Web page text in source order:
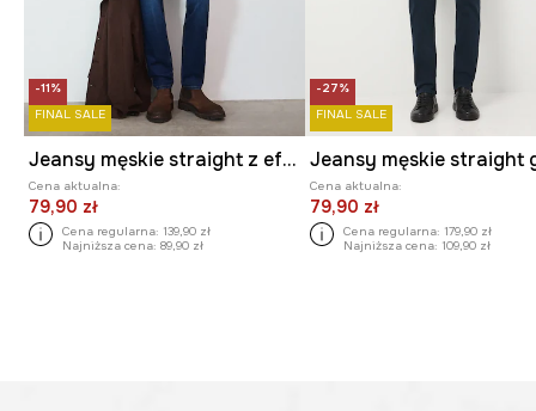
-11%
FINAL SALE
Jeansy męskie straight z efektem sprania
Cena aktualna:
79,90 zł
Cena regularna: 139,90 zł
Najniższa cena: 89,90 zł
-27%
FINAL SALE
Cena aktualna:
79,90 zł
Cena regularna: 179,90 zł
Najniższa cena: 109,90 zł